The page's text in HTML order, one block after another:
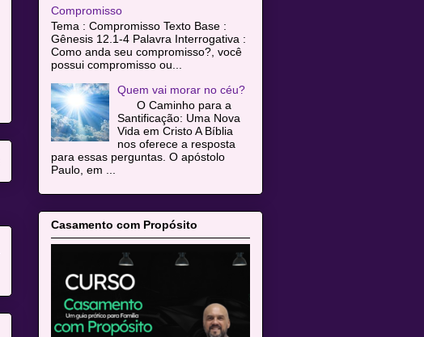
Compromisso
Tema : Compromisso Texto Base :
Gênesis 12.1-4 Palavra Interrogativa :
Como anda seu compromisso?, você
possui compromisso ou...
Quem vai morar no céu?
O Caminho para a
Santificação: Uma Nova
Vida em Cristo A Bíblia
nos oferece a resposta
para essas perguntas. O apóstolo
Paulo, em ...
Casamento com Propósito